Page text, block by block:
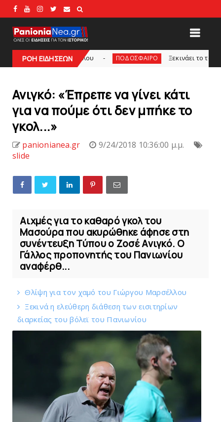
ΡΟΗ ΕΙΔΗΣΕΩΝ
ΠΟΔΟΣΦΑΙΡΟ Ξεκινάει το τουρνουά του Βόλου - H
Ανιγκό: «Έπρεπε να γίνει κάτι
για να πούμε ότι δεν μπήκε το
γκολ...»
panionianea.gr
9/24/2018 10:36:00 μ.μ.
slide
Αιχμές για το καθαρό γκολ του
Μασούρα που ακυρώθηκε άφησε στη
συνέντευξη Τύπου ο Ζοσέ Ανιγκό. Ο
Γάλλος προπονητής του Πανιωνίου
αναφέρθ...
Θλίψη για τον χαμό του Γιώργου Mαρσέλλου
Ξεκινά η ελεύθερη διάθεση των εισιτηρίων
διαρκείας του βόλεϊ τoυ Πανιωνίου